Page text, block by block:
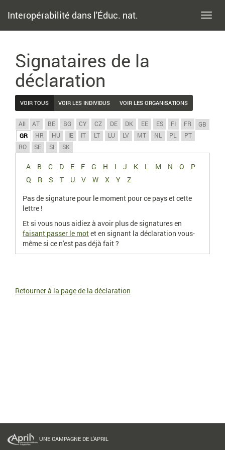
Interopérabilité dans l'Éduc. nat.
Signataires de la
déclaration
VOIR TOUS VOIR LES INDIVIDUS VOIR LES ORGANISATIONS
All AT BE BG CY CZ DE DK EE ES FI FR
GB
GR
HR HU IE IT LT LU LV MT NL PL
PT
RO
SE SI SK
A B C D E F G H I J K L M N O
P
Q
R S T U V W X Y
Z
Pas de signature pour le moment pour ce pays et cette
lettre !
Et si vous nous aidiez à avoir plus de signatures en
faisant passer le motet en signant la déclaration vous-
même si ce n'est pas déjà fait ?
Retourner à la page de la déclaration
UNE CAMPAGNE DE L'APRIL